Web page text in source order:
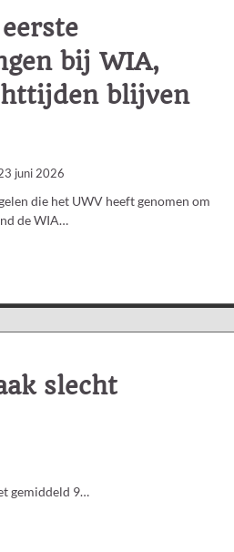
bij WIA,
blijven
juni 2026
die het UWV heeft genomen om
de WIA…
slecht
gemiddeld 9…